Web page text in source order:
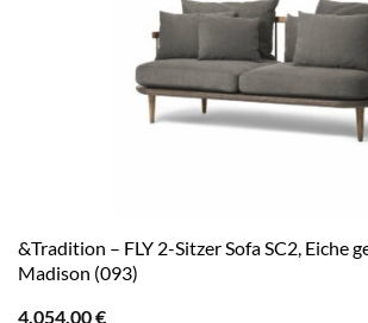
&Tradition – FLY 2-Sitzer Sofa SC2, Eiche
Madison (093)
4.054,00€